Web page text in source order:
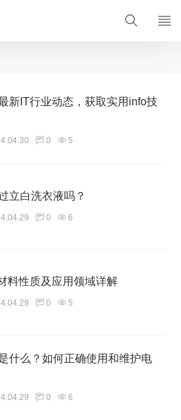
新IT行业动态，获取实用info技
0 5
立白洗衣液吗？
0 6
料性质及应用领域详解
0 5
什么？如何正确使用和维护电
0 6